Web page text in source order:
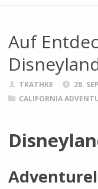
Auf
TKATHKE
28.
CALIFORNIA